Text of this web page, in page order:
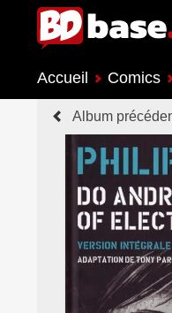
Accueil Comics
Album